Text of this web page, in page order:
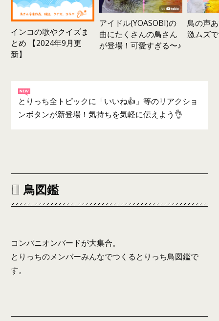
インコの歌やクイズま
とめ 【2024年9月更
新】
アイドル(YOASOBI)の
曲にたくさんの鳥さん
が登場！可愛すぎる〜♪
鳥の声
激ムズ
とりっち全トピックに「いいね👍」等のリアクショ
ンボタンが新登場！気持ちを気軽に伝えよう👌
鳥図鑑
コンパニオンバードが大集合。
とりっちのメンバーみんなでつくるとりっち鳥図鑑で
す。